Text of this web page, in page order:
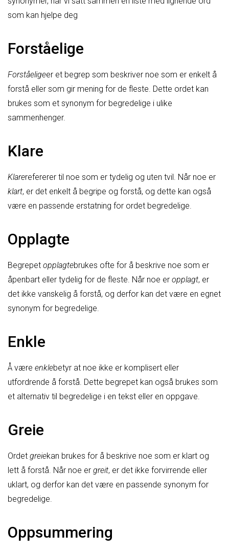
som kan hjelpe deg
Forståelige
Forståeligeer et begrep som beskriver noe som er enkelt å
forstå eller som gir mening for de fleste. Dette ordet kan
brukes som et synonym for begredelige i ulike
sammenhenger.
Klare
Klarerefererer til noe som er tydelig og uten tvil. Når noe er
klart, er det enkelt å begripe og forstå, og dette kan også
være en passende erstatning for ordet begredelige.
Opplagte
Begrepet opplagtebrukes ofte for å beskrive noe som er
åpenbart eller tydelig for de fleste. Når noe er opplagt, er
det ikke vanskelig å forstå, og derfor kan det være en egnet
synonym for begredelige.
Enkle
Å være enklebetyr at noe ikke er komplisert eller
utfordrende å forstå. Dette begrepet kan også brukes som
et alternativ til begredelige i en tekst eller en oppgave.
Greie
Ordet greiekan brukes for å beskrive noe som er klart og
lett å forstå. Når noe er greit, er det ikke forvirrende eller
uklart, og derfor kan det være en passende synonym for
begredelige.
Oppsummering